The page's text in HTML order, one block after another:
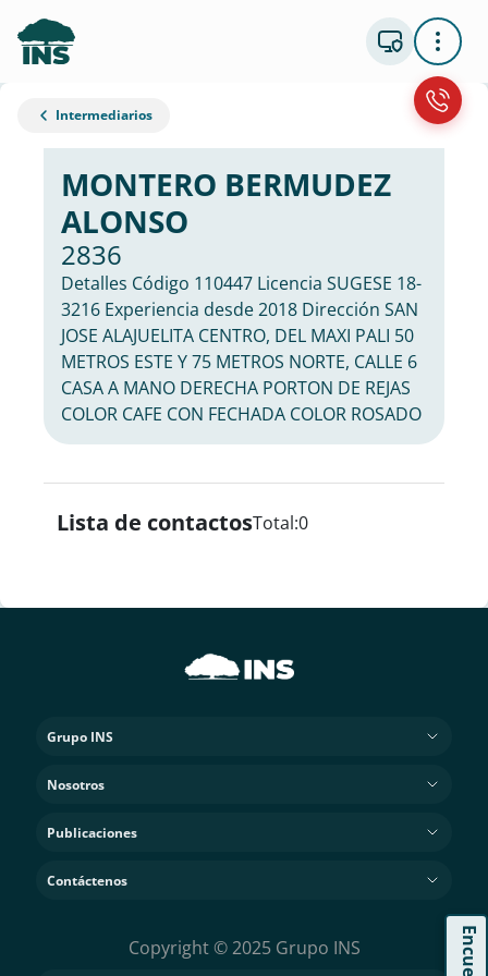
Intermediarios
MONTERO BERMUDEZ
ALONSO
2836
Detalles Código 110447 Licencia SUGESE 18-
3216 Experiencia desde 2018 Dirección SAN
JOSE ALAJUELITA CENTRO, DEL MAXI PALI 50
METROS ESTE Y 75 METROS NORTE, CALLE 6
CASA A MANO DERECHA PORTON DE REJAS
COLOR CAFE CON FECHADA COLOR ROSADO
Lista de contactosTotal:0
Grupo INS
Nosotros
Publicaciones
Contáctenos
Copyright © 2025 Grupo INS